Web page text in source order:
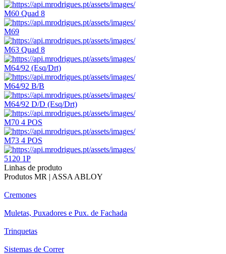
M60 Quad 8
M69
M63 Quad 8
M64/92 (Esq/Drt)
M64/92 B/B
M64/92 D/D (Esq/Drt)
M70 4 POS
M73 4 POS
5120 1P
Linhas de produto
Produtos MR | ASSA ABLOY
Cremones
Muletas, Puxadores e Pux. de Fachada
Trinquetas
Sistemas de Correr